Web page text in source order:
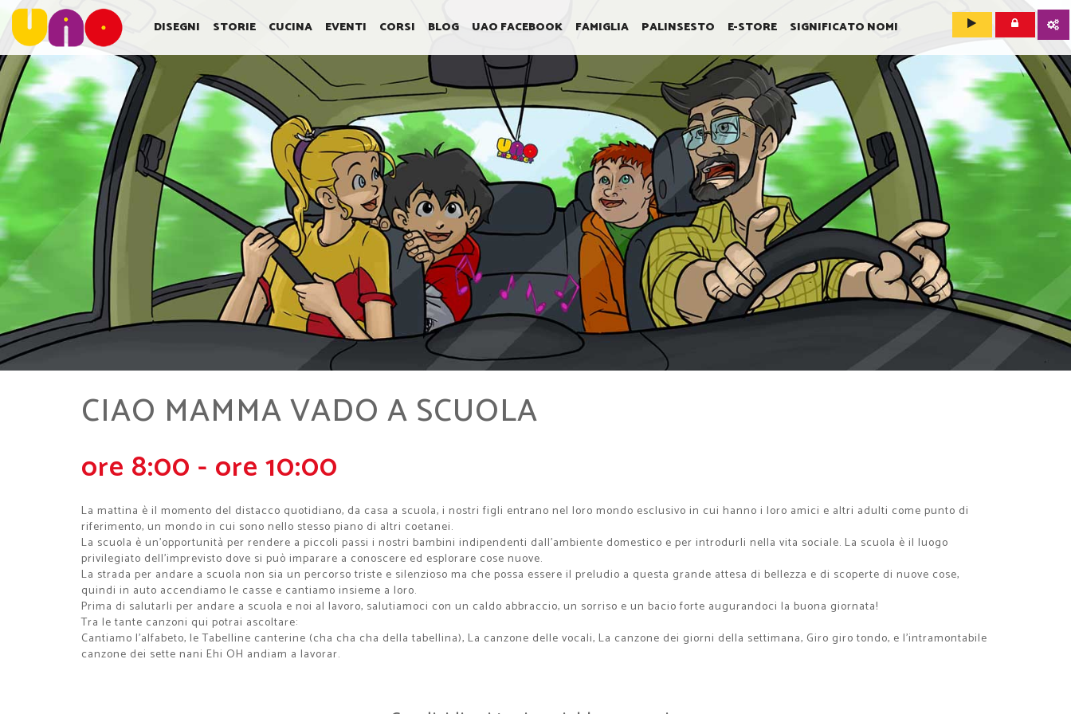
SALTA
CONTENUTO
PRINCIPALE
DISEGNI STORIE CUCINA EVENTI CORSI BLOG UAO FACEBOOK FAMIGLIA PALINSESTO E-STORE SIGNIFICATO NOMI
CIAO MAMMA VADO A SCUOLA
ore 8:00 - ore 10:00
La mattina è il momento del distacco quotidiano, da casa a scuola, i nostri figli entrano nel loro mondo esclusivo in cui hanno i loro amici e altri adulti come punto di
riferimento, un mondo in cui sono nello stesso piano di altri coetanei.
La scuola è un'opportunità per rendere a piccoli passi i nostri bambini indipendenti dall'ambiente domestico e per introdurli nella vita sociale. La scuola è il luogo
privilegiato dell'imprevisto dove si può imparare a conoscere ed esplorare cose nuove.
La strada per andare a scuola non sia un percorso triste e silenzioso ma che possa essere il preludio a questa grande attesa di bellezza e di scoperte di nuove cose,
quindi in auto accendiamo le casse e cantiamo insieme a loro.
Prima di salutarli per andare a scuola e noi al lavoro, salutiamoci con un caldo abbraccio, un sorriso e un bacio forte augurandoci la buona giornata!
Tra le tante canzoni qui potrai ascoltare:
Cantiamo l'alfabeto, le Tabelline canterine (cha cha cha della tabellina), La canzone delle vocali, La canzone dei giorni della settimana, Giro giro tondo, e l'intramontabile
canzone dei sette nani Ehi OH andiam a lavorar.